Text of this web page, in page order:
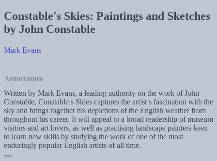
Constable's Skies: Paintings and Sketches
by John Constable
Mark Evans
Аннотация
Written by Mark Evans, a leading authority on the work of John
Constable, Constable s Skies captures the artist s fascination with the
sky and brings together his depictions of the English weather from
throughout his career. It will appeal to a broad readership of museum
visitors and art lovers, as well as practising landscape painters keen
to learn new skills by studying the work of one of the most
enduringly popular English artists of all time.